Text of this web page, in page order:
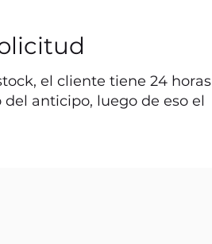
el cliente tiene 24 horas
anticipo, luego de eso el